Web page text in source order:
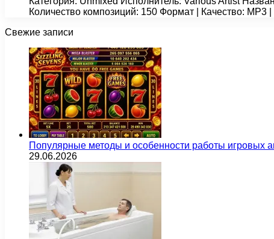
Количество композиций: 150 Формат | Качество: MP3
Свежие записи
Популярные методы и особенности работы игровых
29.06.2026